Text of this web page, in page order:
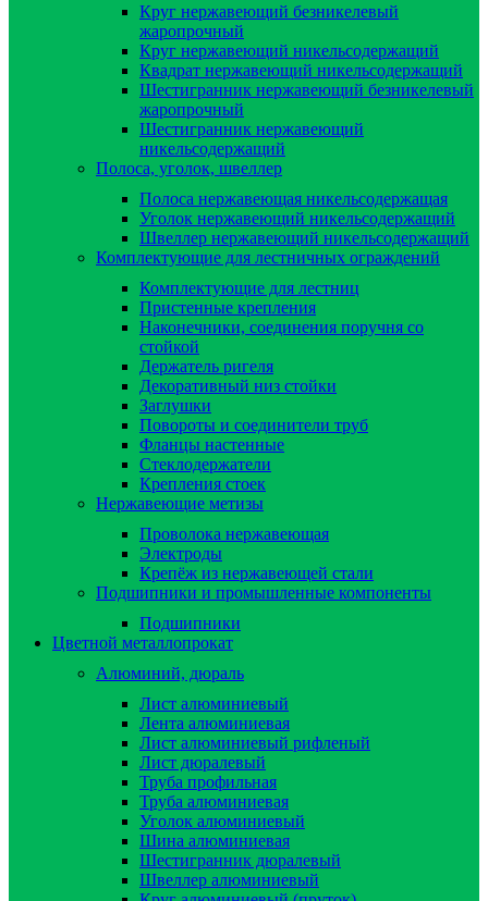
Круг нержавеющий безникелевый
жаропрочный
Круг нержавеющий никельсодержащий
Квадрат нержавеющий никельсодержащий
Шестигранник нержавеющий безникелевый
жаропрочный
Шестигранник нержавеющий
никельсодержащий
Полоса, уголок, швеллер
Полоса нержавеющая никельсодержащая
Уголок нержавеющий никельсодержащий
Швеллер нержавеющий никельсодержащий
Комплектующие для лестничных ограждений
Комплектующие для лестниц
Пристенные крепления
Наконечники, соединения поручня со
стойкой
Держатель ригеля
Декоративный низ стойки
Заглушки
Повороты и соединители труб
Фланцы настенные
Стеклодержатели
Крепления стоек
Нержавеющие метизы
Проволока нержавеющая
Электроды
Крепёж из нержавеющей стали
Подшипники и промышленные компоненты
Подшипники
Цветной металлопрокат
Алюминий, дюраль
Лист алюминиевый
Лента алюминиевая
Лист алюминиевый рифленый
Лист дюралевый
Труба профильная
Труба алюминиевая
Уголок алюминиевый
Шина алюминиевая
Шестигранник дюралевый
Швеллер алюминиевый